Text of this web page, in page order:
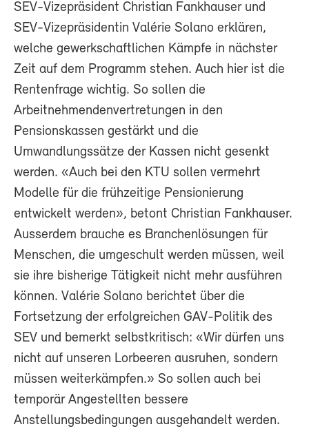
SEV-Vizepräsident Christian Fankhauser und
SEV-Vizepräsidentin Valérie Solano erklären,
welche gewerkschaftlichen Kämpfe in nächster
Zeit auf dem Programm stehen. Auch hier ist die
Rentenfrage wichtig. So sollen die
Arbeitnehmendenvertretungen in den
Pensionskassen gestärkt und die
Umwandlungssätze der Kassen nicht gesenkt
werden. «Auch bei den KTU sollen vermehrt
Modelle für die frühzeitige Pensionierung
entwickelt werden», betont Christian Fankhauser.
Ausserdem brauche es Branchenlösungen für
Menschen, die umgeschult werden müssen, weil
sie ihre bisherige Tätigkeit nicht mehr ausführen
können. Valérie Solano berichtet über die
Fortsetzung der erfolgreichen GAV-Politik des
SEV und bemerkt selbstkritisch: «Wir dürfen uns
nicht auf unseren Lorbeeren ausruhen, sondern
müssen weiterkämpfen.» So sollen auch bei
temporär Angestellten bessere
Anstellungsbedingungen ausgehandelt werden.